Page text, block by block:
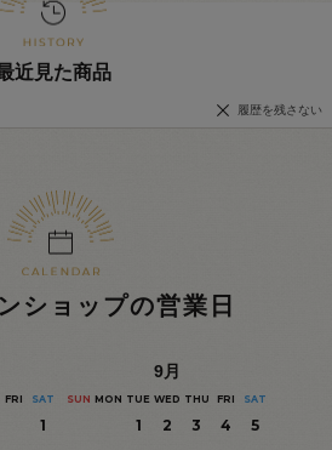
近見た商品
履歴を残さない
ショップの営業日
FRI SAT
1
9月
SUN MON TUE WED THU FRI SAT
1 2 3 4
5